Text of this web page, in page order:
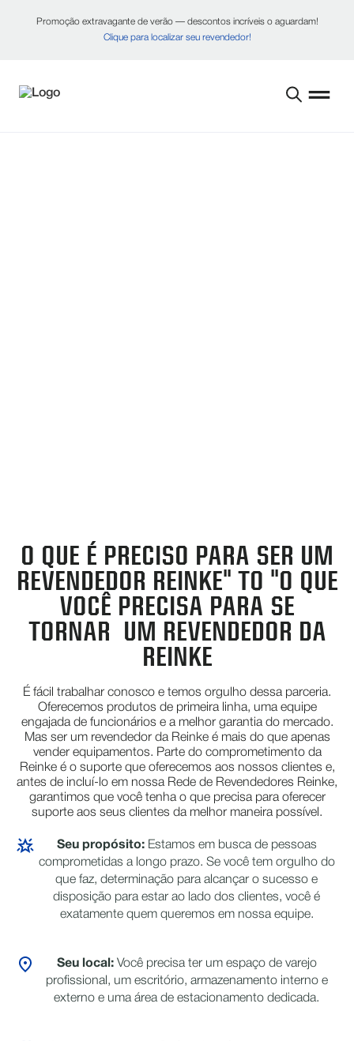
Promoção extravagante de verão — descontos incríveis o aguardam!
Clique para localizar seu revendedor!
O QUE É PRECISO PARA SER UM
REVENDEDOR REINKE" TO "O QUE
VOCÊ PRECISA PARA SE
TORNAR UM REVENDEDOR DA
REINKE
É fácil trabalhar conosco e temos orgulho dessa parceria.
Oferecemos produtos de primeira linha, uma equipe
engajada de funcionários e a melhor garantia do mercado.
Mas ser um revendedor da Reinke é mais do que apenas
vender equipamentos. Parte do comprometimento da
Reinke é o suporte que oferecemos aos nossos clientes e,
antes de incluí-lo em nossa Rede de Revendedores Reinke,
garantimos que você tenha o que precisa para oferecer
suporte aos seus clientes da melhor maneira possível.
Seu propósito: Estamos em busca de pessoas
comprometidas a longo prazo. Se você tem orgulho do
que faz, determinação para alcançar o sucesso e
disposição para estar ao lado dos clientes, você é
exatamente quem queremos em nossa equipe.
Seu local: Você precisa ter um espaço de varejo
profissional, um escritório, armazenamento interno e
externo e uma área de estacionamento dedicada.